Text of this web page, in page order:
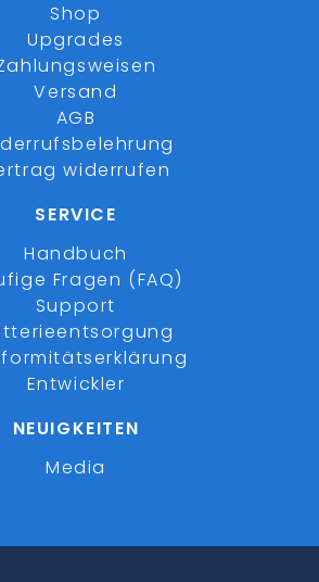
Shop
Upgrades
Versand
AGB
widerrufen
SERVICE
Handbuch
Fragen (FAQ)
Support
Entwickler
NEUIGKEITEN
Media